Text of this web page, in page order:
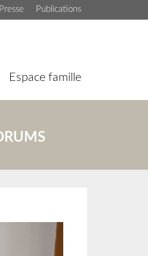
Publications
Presse
Espace famille